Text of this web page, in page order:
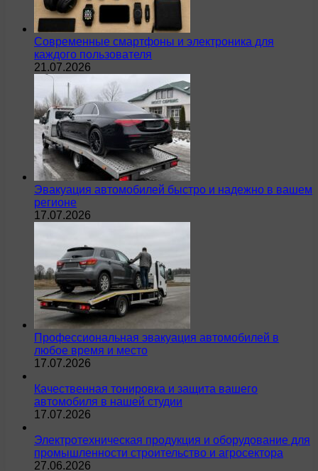
Современные смартфоны и электроника для
каждого пользователя
21.07.2026
Эвакуация автомобилей быстро и надежно в вашем
регионе
17.07.2026
Профессиональная эвакуация автомобилей в
любое время и место
17.07.2026
Качественная тонировка и защита вашего
автомобиля в нашей студии
17.07.2026
Электротехническая продукция и оборудование для
промышленности строительство и агросектора
27.06.2026